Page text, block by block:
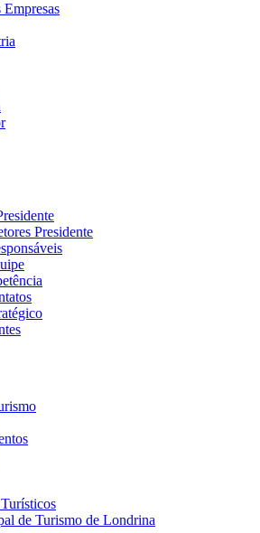
Presidente
de Turismo de Londrina